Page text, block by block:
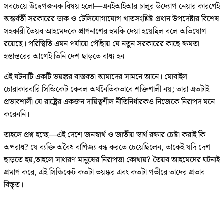
সবচেয়ে উদ্বেগজনক বিষয় হলো—এনইআইআর চালুর উদ্যোগ নেয়ার কারণেই
অন্তর্বর্তী সরকারের ডাক ও টেলিযোগাযোগ খাতসংশ্লিষ্ট প্রধান উপদেষ্টার বিশেষ
সহকারী তৈয়ব আহমেদকে প্রাণনাশের হুমকি দেয়া হয়েছিল বলে অভিযোগ
রয়েছে। পরিস্থিতি এমন পর্যায়ে পৌঁছায় যে নতুন সরকারের কাছে ক্ষমতা
হস্তান্তরের আগেই তিনি দেশ ছাড়তে বাধ্য হন।
এই ঘটনাটি একটি ভয়ঙ্কর বাস্তবতা আমাদের সামনে আনে। মোবাইল
চোরাকারবারি সিন্ডিকেট কেবল অর্থনৈতিকভাবে শক্তিশালী নয়; তারা এতটাই
প্রভাবশালী যে রাষ্ট্রের একজন দায়িত্বশীল নীতিনির্ধারকও নিজেকে নিরাপদ মনে
করেননি।
তাহলে প্রশ্ন হচ্ছে—এই দেশে জনস্বার্থ ও জাতীয় স্বার্থ রক্ষার চেষ্টা করাই কি
অপরাধ? যে ব্যক্তি অবৈধ বাণিজ্য বন্ধ করতে চেয়েছিলেন, তাকেই যদি দেশ
ছাড়তে হয়,তাহলে সাধারণ মানুষের নিরাপত্তা কোথায়? তৈয়ব আহমেদের ঘটনাই
প্রমাণ করে, এই সিন্ডিকেট কতটা ভয়ঙ্কর এবং কতটা গভীরে তাদের প্রভাব
বিস্তৃত।